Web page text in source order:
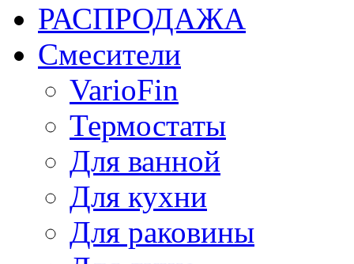
РАСПРОДАЖА
Смесители
VarioFin
Термостаты
Для ванной
Для кухни
Для раковины